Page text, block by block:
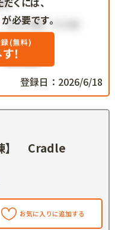
が必要です。
録(無料)
！
登録日：2026/6/18
】 Cradle
お気に入りに追加する